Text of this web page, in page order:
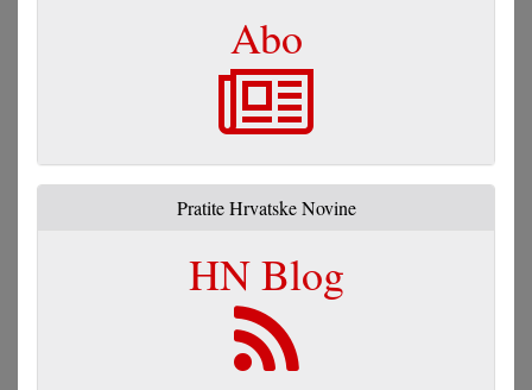
Abo
Pratite Hrvatske Novine
HN Blog